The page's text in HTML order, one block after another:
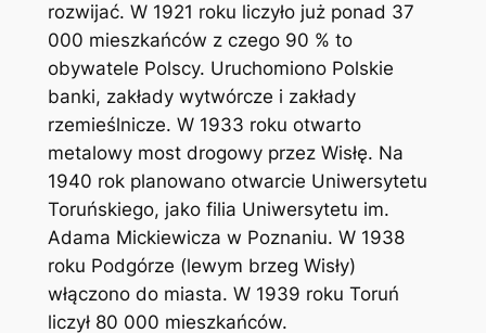
rozwijać. W 1921 roku liczyło już ponad 37
000 mieszkańców z czego 90 % to
obywatele Polscy. Uruchomiono Polskie
banki, zakłady wytwórcze i zakłady
rzemieślnicze. W 1933 roku otwarto
metalowy most drogowy przez Wisłę. Na
1940 rok planowano otwarcie Uniwersytetu
Toruńskiego, jako filia Uniwersytetu im.
Adama Mickiewicza w Poznaniu. W 1938
roku Podgórze (lewym brzeg Wisły)
włączono do miasta. W 1939 roku Toruń
liczył 80 000 mieszkańców.